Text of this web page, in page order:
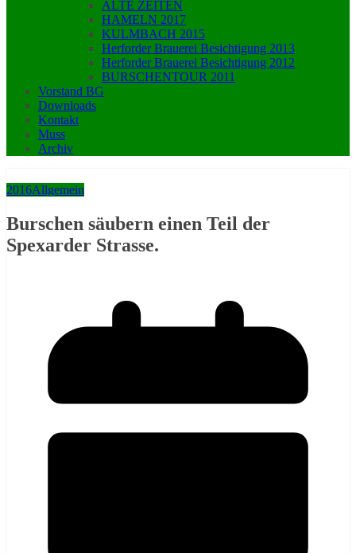
ALTE ZEITEN
HAMELN 2017
KULMBACH 2015
Herforder Brauerei Besichtigung 2013
Herforder Brauerei Besichtigung 2012
BURSCHENTOUR 2011
Vorstand BG
Downloads
Kontakt
Muss
Archiv
2016Allgemein
Burschen säubern einen Teil der
Spexarder Strasse.